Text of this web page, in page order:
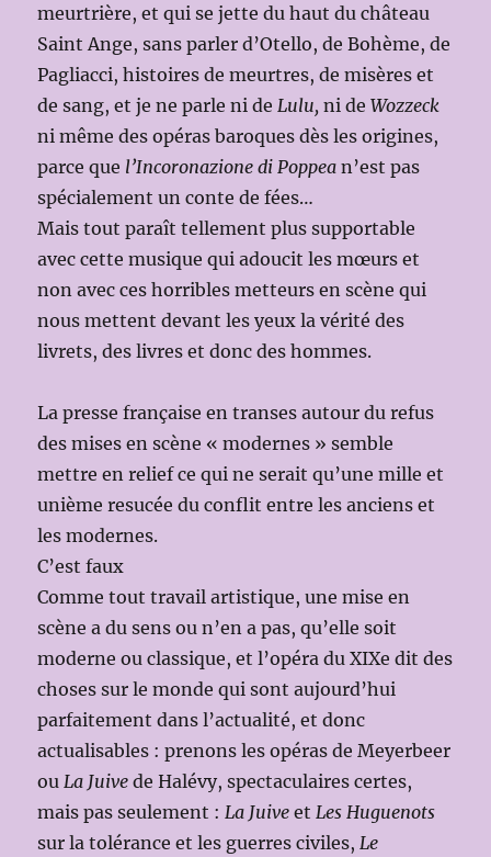
meurtrière, et qui se jette du haut du château
Saint Ange, sans parler d’Otello, de Bohème, de
Pagliacci, histoires de meurtres, de misères et
de sang, et je ne parle ni de Lulu, ni deWozzeck
ni même des opéras baroques dès les origines,
parce que l’Incoronazione di Poppea n’est pas
spécialement un conte de fées…
Mais tout paraît tellement plus supportable
avec cette musique qui adoucit les mœurs et
non avec ces horribles metteurs en scène qui
nous mettent devant les yeux la vérité des
livrets, des livres et donc des hommes.
La presse française en transes autour du refus
des mises en scène « modernes » semble
mettre en relief ce qui ne serait qu’une mille et
unième resucée du conflit entre les anciens et
les modernes.
C’est faux
Comme tout travail artistique, une mise en
scène a du sens ou n’en a pas, qu’elle soit
moderne ou classique, et l’opéra du XIXe dit des
choses sur le monde qui sont aujourd’hui
parfaitement dans l’actualité, et donc
actualisables : prenons les opéras de Meyerbeer
ou La Juive de Halévy, spectaculaires certes,
mais pas seulement : La Juive et Les Huguenots
sur la tolérance et les guerres civiles, Le